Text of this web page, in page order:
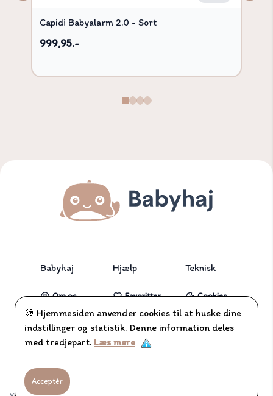
Capidi Babyalarm 2.0 - Sort
999,95.-
🍪 Hjemmesiden anvender cookies til at huske dine
indstillinger og statistik. Denne information deles
med tredjepart. Læs mere
Acceptér
Babyhaj
Om os
Partnere
Hjælp
Favoritter
Tjekliste
Blog
Teknisk
Cookies